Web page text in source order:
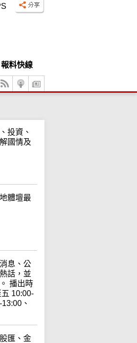
報料快線
投資、
國情及
體壇最
息、公
話，並
播出時
10:00-
、
匯、金